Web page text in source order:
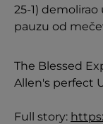
25-1)
pauzu od
The Blessed
Allen's perfect
Full story: